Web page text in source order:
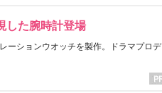
した腕時計登場
ーションウオッチを製作。ドラマプロデ